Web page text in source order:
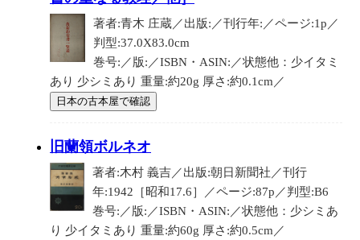
著者:青木 庄蔵／出版:／刊行年:／ページ:1p／
判型:37.0X83.0cm
巻号:／版:／ISBN・ASIN:／状態他：少イタミ
あり 少シミあり 重量:約20g 厚さ:約0.1cm／
日本の古本屋で確認
旧蘭領ボルネオ
著者:木村 義吉／出版:朝日新聞社／刊行
年:1942［昭和17.6］／ページ:87p／判型:B6
巻号:／版:／ISBN・ASIN:／状態他：少シミあ
り 少イタミあり 重量:約60g 厚さ:約0.5cm／